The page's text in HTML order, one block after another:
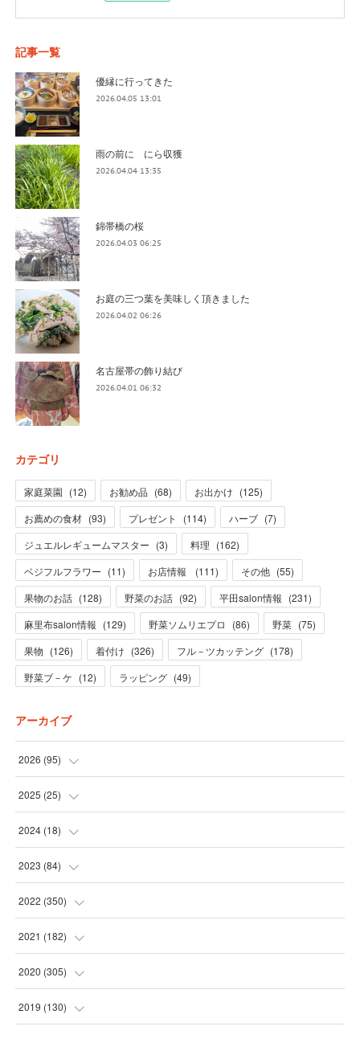
記事一覧
優縁に行ってきた
2026.04.05 13:01
雨の前に にら収獲
2026.04.04 13:35
錦帯橋の桜
2026.04.03 06:25
お庭の三つ葉を美味しく頂きました
2026.04.02 06:26
名古屋帯の飾り結び
2026.04.01 06:32
カテゴリ
家庭菜園 (12) お勧め品 (68) お出かけ (125)
お薦めの食材 (93) プレゼント (114) ハーブ (7)
ジュエルレギュームマスター (3) 料理 (162)
ベジフルフラワー (11) お店情報 (111) その他 (55)
果物のお話 (128) 野菜のお話 (92) 平田salon情報 (231)
麻里布salon情報 (129) 野菜ソムリエプロ (86) 野菜 (75)
果物 (126) 着付け (326) フル－ツカッテング (178)
野菜ブ－ケ (12) ラッピング (49)
アーカイブ
2026 (95)
(5
(31 )
(28
(31
2025 (25)
(3
(19 )
(1)
(1)
2024(18)
(1
(12
(2)
(1)
2023 (84)
(1)
(24
(24
(1)
2022 (350)
(16
(30
(31
2021 (182)
(25
(17
2020 (305)
(31
2019 (130)